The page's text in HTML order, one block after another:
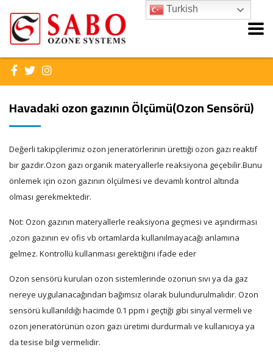
Havadaki ozon gazının Ölçümü(Ozon Sensörü)
Değerli takipçilerimiz ozon jeneratörlerinin ürettiği ozon gazı reaktif
bir gazdır.Ozon gazı organik materyallerle reaksiyona geçebilir.Bunu
önlemek için ozon gazının ölçülmesi ve devamlı kontrol altında
olması gerekmektedir.
Not: Ozon gazının materyallerle reaksiyona geçmesi ve aşındırması
,ozon gazının ev ofis vb ortamlarda kullanılmayacağı anlamına
gelmez. Kontrollü kullanması gerektiğini ifade eder
Ozon sensörü kurulan ozon sistemlerinde ozonun sıvı ya da gaz
nereye uygulanacağından bağımsız olarak bulundurulmalıdır. Ozon
sensörü kullanıldığı hacimde 0.1 ppm i geçtiği gibi sinyal vermeli ve
ozon jeneratörünün ozon gazı üretimi durdurmalı ve kullanıcıya ya
da tesise bilgi vermelidir.
Turkish